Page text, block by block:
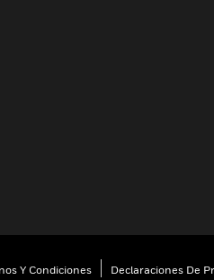
Y Condiciones Declaraciones De